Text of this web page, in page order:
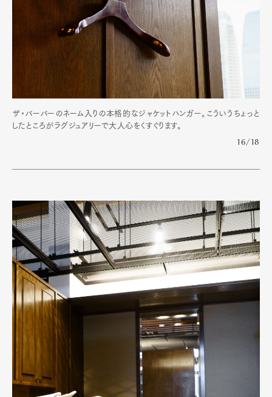
ザ・バーバーのネーム入りの本格的なジャケットハンガー。こういうちょっと
したところがラグジュアリーで大人心をくすぐります。
16/18